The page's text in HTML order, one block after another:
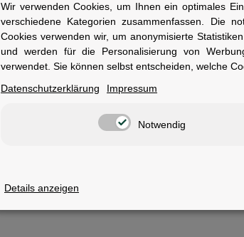
Kontakt und
Versand und
Widerrufsbelehrung
© Radcompany - Vervielfältigung oder
Wir verwenden Cookies, um Ihnen ein optimales
verschiedene Kategorien zusammenfassen. Die
Cookies verwenden wir, um anonymisierte
und werden für die Personalisierung von
verwendet. Sie können selbst entscheiden, welche
Datenschutzerklärung
Impressum
Notwendig
Details anzeigen